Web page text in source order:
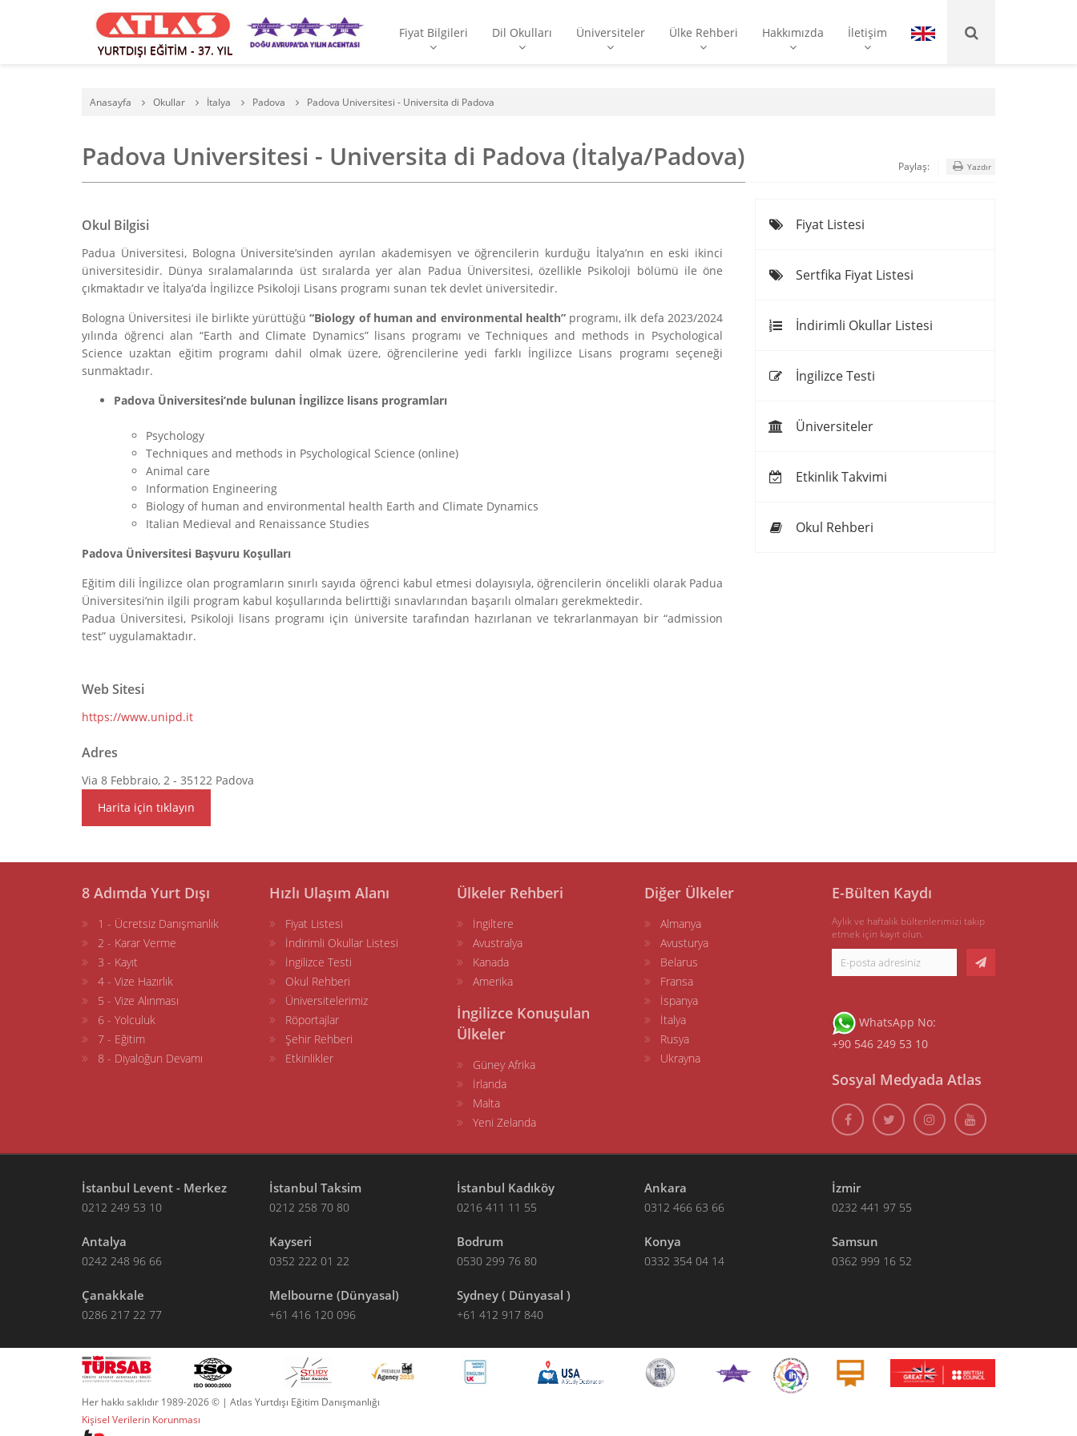
YURTDIŞI EĞİTİM - 37. YIL
Fiyat Bilgileri Dil Okulları Üniversiteler Ülke Rehberi Hakkımızda İletişim
Anasayfa Okullar İtalya Padova Padova Universitesi - Universita di Padova
Padova Universitesi - Universita di Padova (İtalya/Padova) Paylaş: Yazdır
Okul Bilgisi
Padua Üniversitesi, Bologna Üniversite’sinden ayrılan akademisyen ve öğrencilerin kurduğu İtalya’nın en eski ikinci
üniversitesidir. Dünya sıralamalarında üst sıralarda yer alan Padua Üniversitesi, özellikle Psikoloji bölümü ile öne
çıkmaktadır ve İtalya’da İngilizce Psikoloji Lisans programı sunan tek devlet üniversitedir.
Bologna Üniversitesi ile birlikte yürüttüğü“Biology of human and environmental health”programı, ilk defa 2023/2024
yılında öğrenci alan “Earth and Climate Dynamics” lisans programı ve Techniques and methods in Psychological
Science uzaktan eğitim programı dahil olmak üzere, öğrencilerine yedi farklı İngilizce Lisans programı seçeneği
sunmaktadır.
Padova Üniversitesi’nde bulunan İngilizce lisans programları
Psychology
Techniques and methods in Psychological Science (online)
Animal care
Information Engineering
Biology of human and environmental health Earth and Climate Dynamics
Italian Medieval and Renaissance Studies
Padova Üniversitesi Başvuru Koşulları
Eğitim dili İngilizce olan programların sınırlı sayıda öğrenci kabul etmesi dolayısıyla, öğrencilerin öncelikli olarak Padua
Üniversitesi’nin ilgili program kabul koşullarında belirttiği sınavlarından başarılı olmaları gerekmektedir.
Padua Üniversitesi, Psikoloji lisans programı için üniversite tarafından hazırlanan ve tekrarlanmayan bir “admission
test” uygulamaktadır.
Web Sitesi
https://www.unipd.it
Adres
Via 8 Febbraio, 2 - 35122 Padova
Harita için tıklayın
Fiyat Listesi
Sertfika Fiyat Listesi
İndirimli Okullar Listesi
İngilizce Testi
Üniversiteler
Etkinlik Takvimi
Okul Rehberi
8 Adımda Yurt Dışı
1 - Ücretsiz Danışmanlık
2 - Karar Verme
3 - Kayıt
4 - Vize Hazırlık
5 - Vize Alınması
6 - Yolculuk
7 - Eğitim
8 - Diyaloğun Devamı
Hızlı Ulaşım Alanı
Fiyat Listesi
İndirimli Okullar Listesi
İngilizce Testi
Okul Rehberi
Üniversitelerimiz
Röportajlar
Şehir Rehberi
Etkinlikler
Ülkeler Rehberi
İngiltere
Avustralya
Kanada
Amerika
İngilizce Konuşulan
Ülkeler
Güney Afrika
İrlanda
Malta
Yeni Zelanda
Diğer Ülkeler
Almanya
Avusturya
Belarus
Fransa
İspanya
İtalya
Rusya
Ukrayna
E-Bülten Kaydı
Aylık ve haftalık bültenlerimizi takip
etmek için kayıt olun.
WhatsApp No:
+90 546 249 53 10
Sosyal Medyada Atlas
İstanbul Levent - Merkez
0212 249 53 10
İstanbul Taksim
0212 258 70 80
İstanbul Kadıköy
0216 411 11 55
Ankara
0312 466 63 66
İzmir
0232 441 97 55
Antalya
0242 248 96 66
Kayseri
0352 222 01 22
Bodrum
0530 299 76 80
Konya
0332 354 04 14
Samsun
0362 999 16 52
Çanakkale
0286 217 22 77
Melbourne (Dünyasal)
+61 416 120 096
Sydney ( Dünyasal )
+61 412 917 840
Her hakkı saklıdır 1989-2026 © | Atlas Yurtdışı Eğitim Danışmanlığı
Kişisel Verilerin Korunması